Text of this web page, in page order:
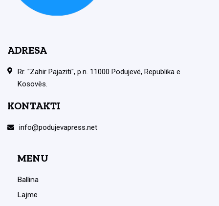
ADRESA
Rr. "Zahir Pajaziti", p.n. 11000 Podujevë, Republika e
Kosovës.
KONTAKTI
info@podujevapress.net
MENU
Ballina
Lajme